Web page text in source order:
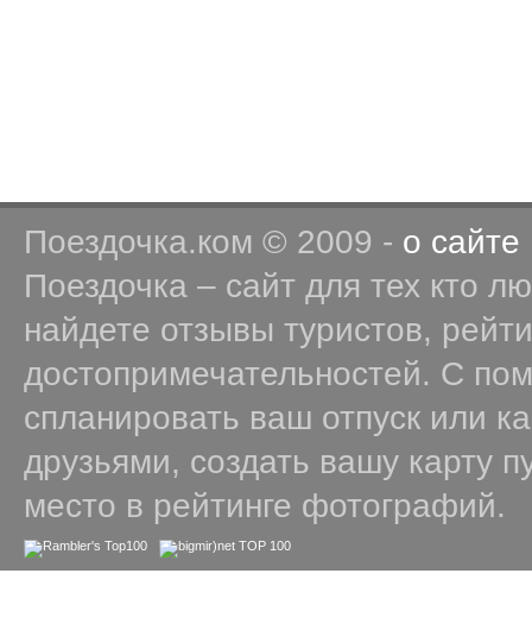
Поездочка.ком © 2009 - о сайте
Поездочка – сайт для тех кто
найдете отзывы туристов,
достопримечательностей. С
спланировать ваш отпуск или
друзьями, создать вашу карту
место в рейтинге фотографий.